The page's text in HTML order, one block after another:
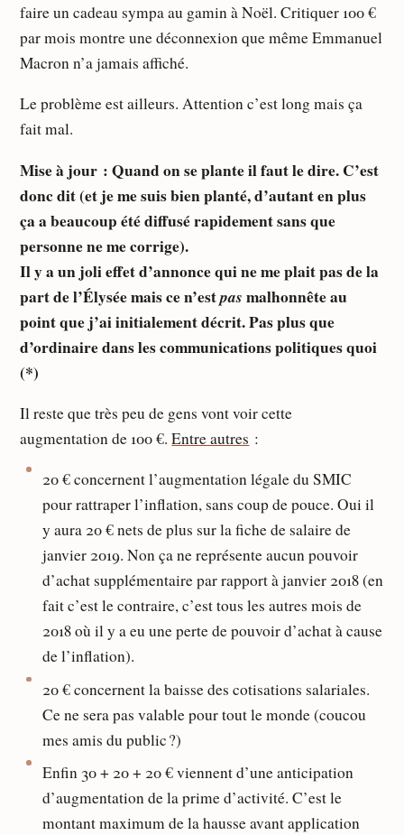
faire un cadeau sympa au gamin à Noël. Critiquer 100 €
par mois montre une déconnexion que même Emmanuel
Macron n’a jamais affiché.
Le problème est ailleurs. Attention c’est long mais ça
fait mal.
Mise à jour : Quand on se plante il faut le dire. C’est
donc dit (et je me suis bien planté, d’autant en plus
ça a beaucoup été diffusé rapidement sans que
personne ne me corrige).
Il y a un joli effet d’annonce qui ne me plait pas de la
part de l’Élysée mais ce n’estpas malhonnête au
point que j’ai initialement décrit. Pas plus que
d’ordinaire dans les communications politiques quoi
(*)
Il reste que très peu de gens vont voir cette
augmentation de 100 €.Entre autres :
20 € concernent l’augmentation légale du SMIC
pour rattraper l’inflation, sans coup de pouce. Oui il
y aura 20 € nets de plus sur la fiche de salaire de
janvier 2019. Non ça ne représente aucun pouvoir
d’achat supplémentaire par rapport à janvier 2018 (en
fait c’est le contraire, c’est tous les autres mois de
2018 où il y a eu une perte de pouvoir d’achat à cause
de l’inflation).
20 € concernent la baisse des cotisations salariales.
Ce ne sera pas valable pour tout le monde (coucou
mes amis du public ?)
Enfin 30 + 20 + 20 € viennent d’une anticipation
d’augmentation de la prime d’activité. C’est le
montant maximum de la hausse avant application